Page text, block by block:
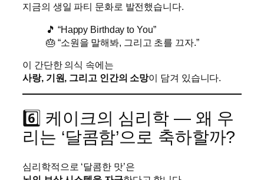
지금의 생일 파티 문화로 발전했습니다.
🎵 “Happy Birthday to You”
🎂 “소원을 말해봐, 그리고 초를 끄자.”
이 간단한 의식 속에는
사랑, 기원, 그리고 인간의 소망이 담겨 있습니다.
6️⃣ 케이크의 심리학 — 왜 우
리는 ‘달콤함’으로 축하할까?
심리학적으로 ‘달콤한 맛’은